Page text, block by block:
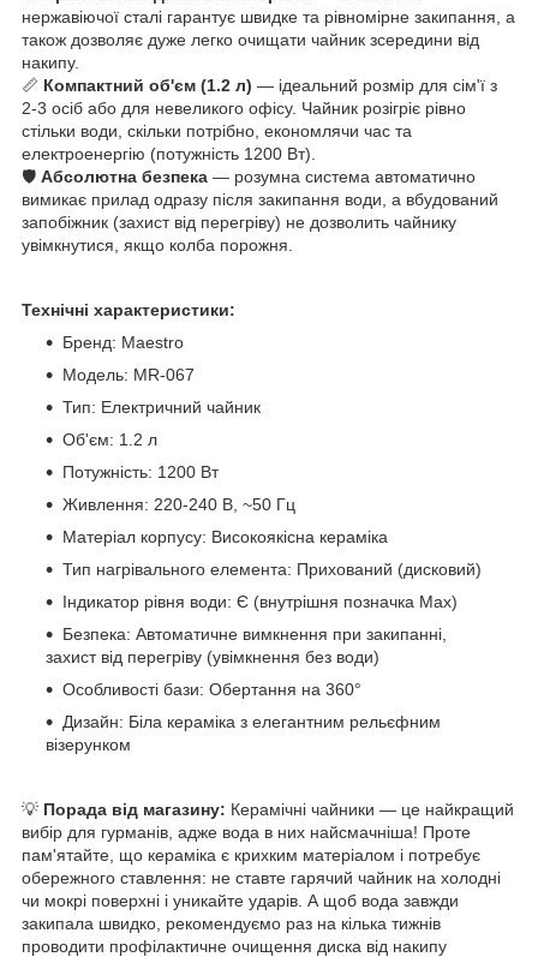
нержавіючої сталі гарантує швидке та рівномірне закипання, а
також дозволяє дуже легко очищати чайник зсередини від
накипу.
📏 Компактний об'єм (1.2 л) — ідеальний розмір для сім'ї з
2-3 осіб або для невеликого офісу. Чайник розігріє рівно
стільки води, скільки потрібно, економлячи час та
електроенергію (потужність 1200 Вт).
🛡️ Абсолютна безпека — розумна система автоматично
вимикає прилад одразу після закипання води, а вбудований
запобіжник (захист від перегріву) не дозволить чайнику
увімкнутися, якщо колба порожня.
Технічні характеристики:
Бренд: Maestro
Модель: MR-067
Тип: Електричний чайник
Об'єм: 1.2 л
Потужність: 1200 Вт
Живлення: 220-240 В, ~50 Гц
Матеріал корпусу: Високоякісна кераміка
Тип нагрівального елемента: Прихований (дисковий)
Індикатор рівня води: Є (внутрішня позначка Max)
Безпека: Автоматичне вимкнення при закипанні,
захист від перегріву (увімкнення без води)
Особливості бази: Обертання на 360°
Дизайн: Біла кераміка з елегантним рельєфним
візерунком
💡 Порада від магазину: Керамічні чайники — це найкращий
вибір для гурманів, адже вода в них найсмачніша! Проте
пам'ятайте, що кераміка є крихким матеріалом і потребує
обережного ставлення: не ставте гарячий чайник на холодні
чи мокрі поверхні і уникайте ударів. А щоб вода завжди
закипала швидко, рекомендуємо раз на кілька тижнів
проводити профілактичне очищення диска від накипу